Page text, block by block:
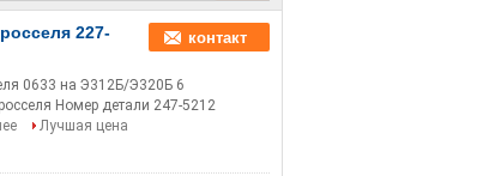
227-
контакт
0633 на Э312Б/Э320Б 6
Номер детали 247-5212
Лучшая цена